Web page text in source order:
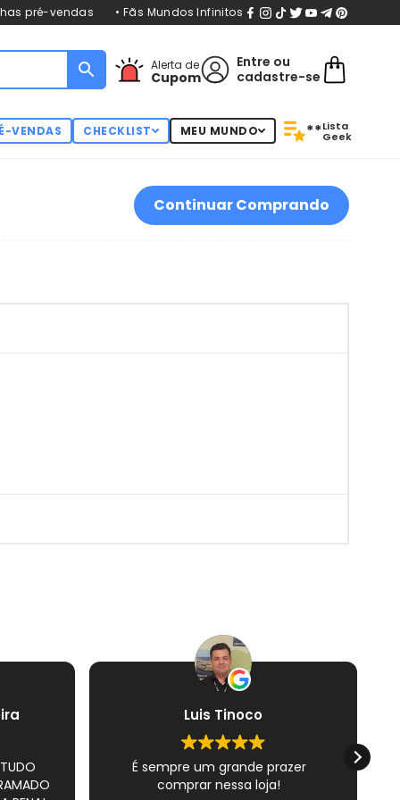
pré-vendas • Fãs Mundos Infinitos
Alerta de
Cupom
Entre ou
cadastre-se
VENDAS CHECKLIST MEU MUNDO **Lista
Geek
Continuar Comprando
Luis Tinoco
É sempre um grande prazer
comprar nessa loja!